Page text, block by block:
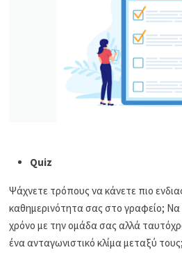
Quiz
Ψάχνετε τρόπους να κάνετε πιο
καθημερινότητα σας στο γραφείο; Να
χρόνο με την ομάδα σας αλλά
ένα ανταγωνιστικό κλίμα μεταξύ τους;